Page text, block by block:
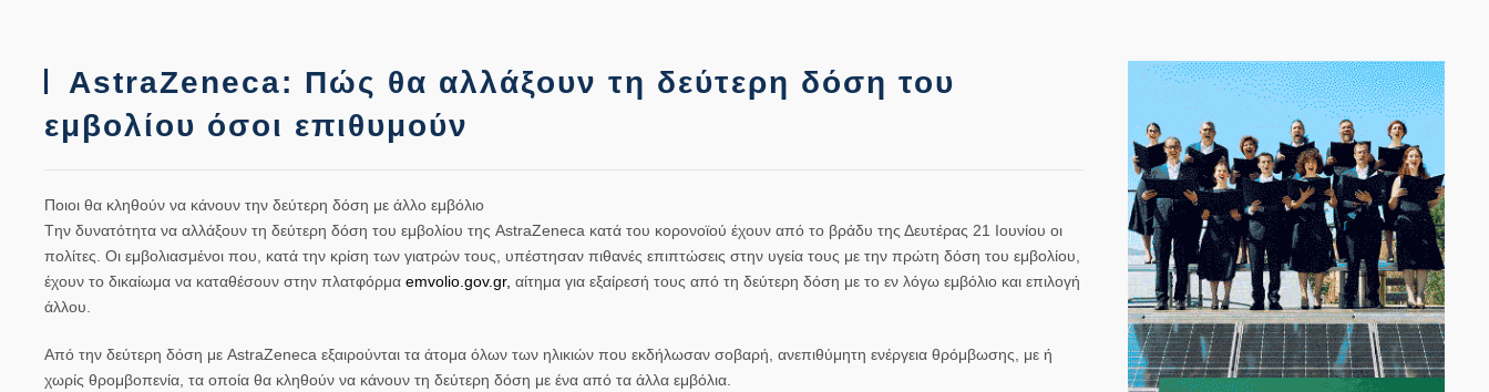
AstraZeneca: Πώς θα αλλάξουν τη δεύτερη δόση του
εμβολίου όσοι επιθυμούν
Ποιοι θα κληθούν να κάνουν την δεύτερη δόση με άλλο εμβόλιο
Tην δυνατότητα να αλλάξουν τη δεύτερη δόση του εμβολίου της AstraZeneca κατά του κορονοϊού έχουν από το βράδυ της Δευτέρας 21 Ιουνίου οι
πολίτες. Οι εμβολιασμένοι που, κατά την κρίση των γιατρών τους, υπέστησαν πιθανές επιπτώσεις στην υγεία τους με την πρώτη δόση του εμβολίου
έχουν το δικαίωμα να καταθέσουν στην πλατφόρμα emvolio.gov.gr, αίτημα για εξαίρεσή τους από τη δεύτερη δόση με το εν λόγω εμβόλιο και επιλογή
άλλου.
Από την δεύτερη δόση με AstraZeneca εξαιρούνται τα άτομα όλων των ηλικιών που εκδήλωσαν σοβαρή, ανεπιθύμητη ενέργεια θρόμβωσης , με ή
χωρίς θρομβοπενία, τα οποία θα κληθούν να κάνουν τη δεύτερη δόση με ένα από τα άλλα εμβόλια.